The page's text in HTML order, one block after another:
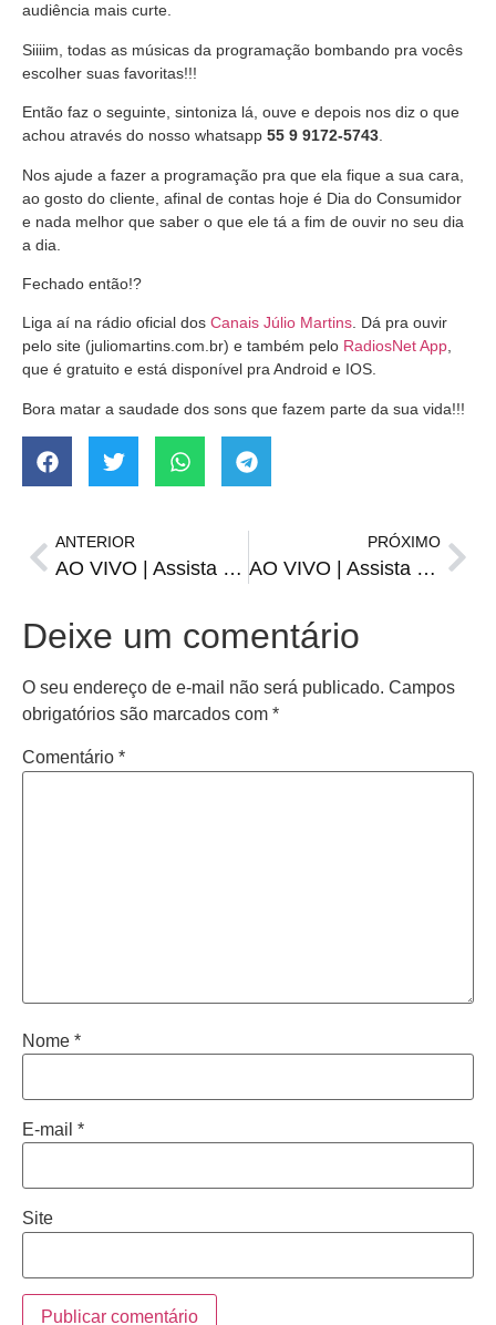
audiência mais curte.
Siiiim, todas as músicas da programação bombando pra vocês
escolher suas favoritas!!!
Então faz o seguinte, sintoniza lá, ouve e depois nos diz o que
achou através do nosso whatsapp 55 9 9172-5743
Nos ajude a fazer a programação pra que ela fique a sua cara,
ao gosto do cliente, afinal de contas hoje é Dia do Consumidor
e nada melhor que saber o que ele tá a fim de ouvir no seu dia
a dia.
Fechado então!?
Liga aí na rádio oficial dos Canais Júlio Martins. Dá pra ouvir
pelo site (juliomartins.com.br) e também pelo RadiosNet App,
que é gratuito e está disponível pra Android e IOS.
Bora matar a saudade dos sons que fazem parte da sua vida!!!
ANTERIOR
AO VIVO | Assista o Cafezinho, Esporte e Notícias desta terça, 14 de março
PRÓXIMO
AO VIVO | Assista o Cafezinho, Esporte e Notícias desta quarta, 15 de março
Deixe um comentário
O seu endereço de e-mail não será publicado. Campos
obrigatórios são marcados com *
Comentário *
Nome *
E-mail *
Site